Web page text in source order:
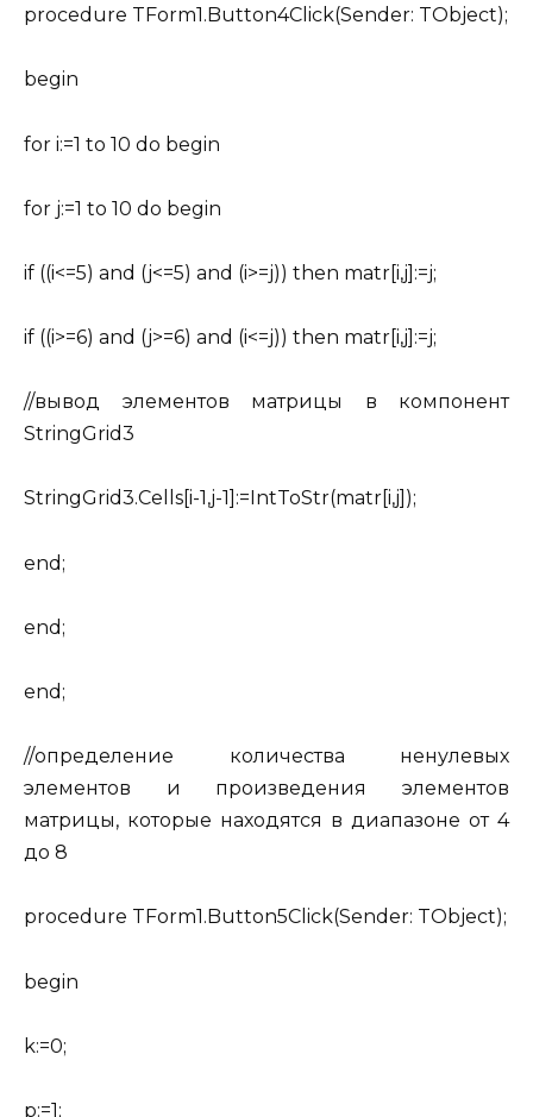
procedure TForm1.Button4Click(Sender: TObject);
begin
for i:=1 to 10 do begin
for j:=1 to 10 do begin
if ((i<=5) and (j<=5) and (i>=j)) then matr[i,j]:=j;
if ((i>=6) and (j>=6) and (i<=j)) then matr[i,j]:=j;
//вывод элементов матрицы в компонент
StringGrid3
StringGrid3.Cells[i-1,j-1]:=IntToStr(matr[i,j]);
end;
end;
end;
//определение количества ненулевых
элементов и произведения элементов
матрицы, которые находятся в диапазоне от 4
до 8
procedure TForm1.Button5Click(Sender: TObject);
begin
k:=0;
p:=1;